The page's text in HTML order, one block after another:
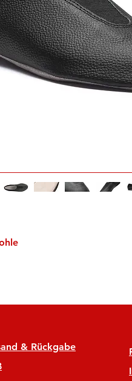
& Rückgabe